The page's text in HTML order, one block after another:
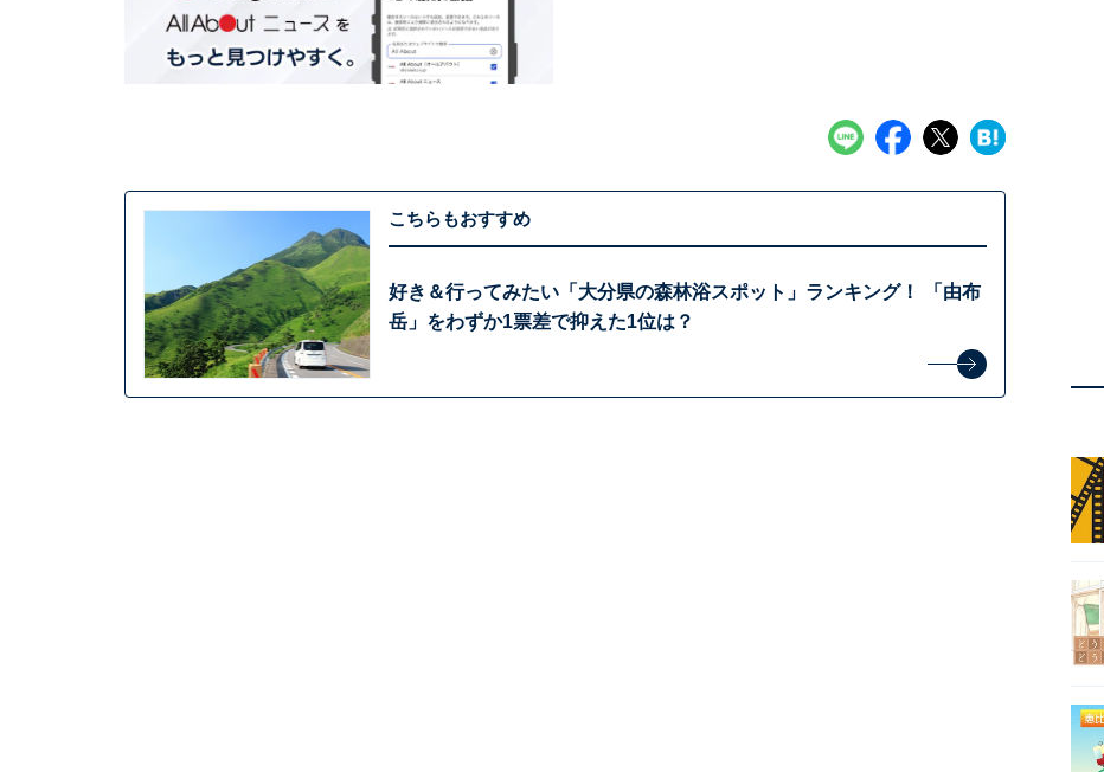
こちらもおすすめ
好き＆行ってみたい「大分県の森林浴スポット」ランキング！ 「由布
岳」をわずか1票差で抑えた1位は？